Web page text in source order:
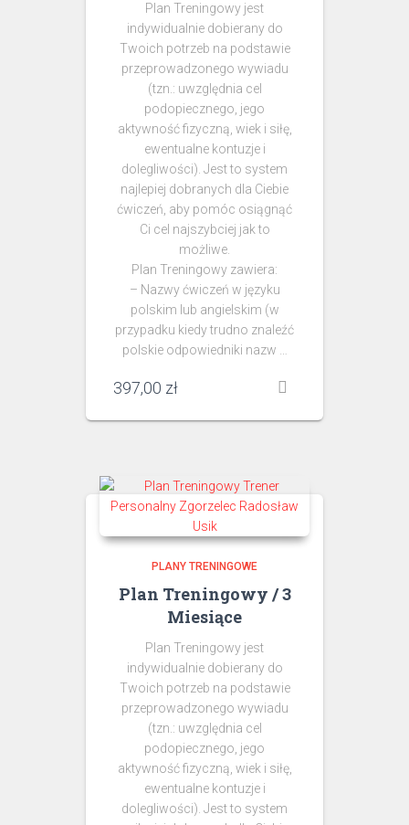
Plan Treningowy jest
indywidualnie dobierany do
Twoich potrzeb na podstawie
przeprowadzonego wywiadu
(tzn.: uwzględnia cel
podopiecznego, jego
aktywność fizyczną, wiek i siłę,
ewentualne kontuzje i
dolegliwości). Jest to system
najlepiej dobranych dla Ciebie
ćwiczeń, aby pomóc osiągnąć
Ci cel najszybciej jak to
możliwe.
Plan Treningowy zawiera:
– Nazwy ćwiczeń w języku
polskim lub angielskim (w
przypadku kiedy trudno znaleźć
polskie odpowiedniki nazw …
397,00 zł
PLANY TRENINGOWE
Plan Treningowy / 3
Miesiące
Plan Treningowy jest
indywidualnie dobierany do
Twoich potrzeb na podstawie
przeprowadzonego wywiadu
(tzn.: uwzględnia cel
podopiecznego, jego
aktywność fizyczną, wiek i siłę,
ewentualne kontuzje i
dolegliwości). Jest to system